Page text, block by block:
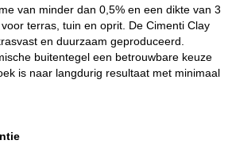
van minder dan 0,5% en een dikte van 3
terras, tuin en oprit. De Cimenti Clay
en duurzaam geproduceerd.
buitentegel een betrouwbare keuze
is naar langdurig resultaat met minimaal